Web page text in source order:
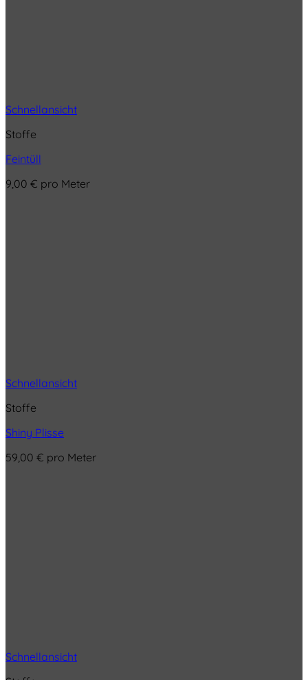
Schnellansicht
Stoffe
Feintüll
9,00 € pro Meter
Schnellansicht
Stoffe
Shiny Plisse
59,00 € pro Meter
Schnellansicht